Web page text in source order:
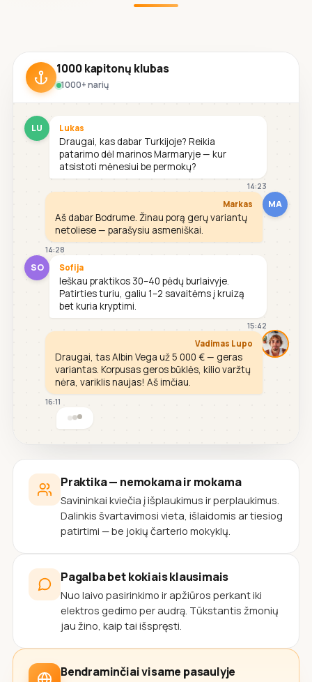
1000 kapitonų klubas
1000+ narių
LU Lukas
Draugai, kas dabar Turkijoje? Reikia
patarimo dėl marinos Marmaryje — kur
atsistoti mėnesiui be permokų?
14:23
MA
Markas
Aš dabar Bodrume. Žinau porą gerų variantų
netoliese — parašysiu asmeniškai.
14:28
SO Sofija
Ieškau praktikos 30–40 pėdų burlaivyje.
Patirties turiu, galiu 1–2 savaitėms į kruizą
bet kuria kryptimi.
15:42
Vadimas Lupo
Draugai, tas Albin Vega už 5 000 € — geras
variantas. Korpusas geros būklės, kilio varžtų
nėra, variklis naujas! Aš imčiau.
16:11
Praktika — nemokama ir mokama
Savininkai kviečia į išplaukimus ir perplaukimus.
Dalinkis švartavimosi vieta, išlaidomis ar tiesiog
patirtimi — be jokių čarterio mokyklų.
Pagalba bet kokiais klausimais
Nuo laivo pasirinkimo ir apžiūros perkant iki
elektros gedimo per audrą. Tūkstantis žmonių
jau žino, kaip tai išspręsti.
Bendraminčiai visame pasaulyje